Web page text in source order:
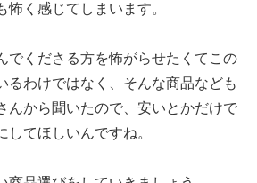
く感じてしまいます。
でくださる方を怖がらせたくてこの
るわけではなく、そんな商品なども
んから聞いたので、安いとかだけで
てほしいんですね。